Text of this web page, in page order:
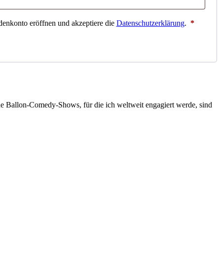
eröffnen und akzeptiere die Datenschutzerklärung. *
Ballon-Comedy-Shows, für die ich weltweit engagiert werde, sind